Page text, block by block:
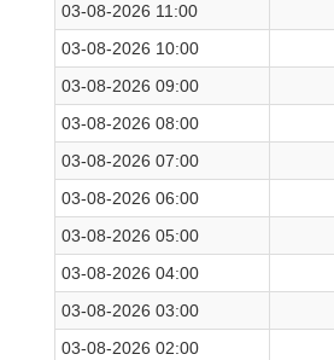
03-08-2026 11:00
03-08-2026 10:00
03-08-2026 09:00
03-08-2026 08:00
03-08-2026 07:00
03-08-2026 06:00
03-08-2026 05:00
03-08-2026 04:00
03-08-2026 03:00
03-08-2026 02:00